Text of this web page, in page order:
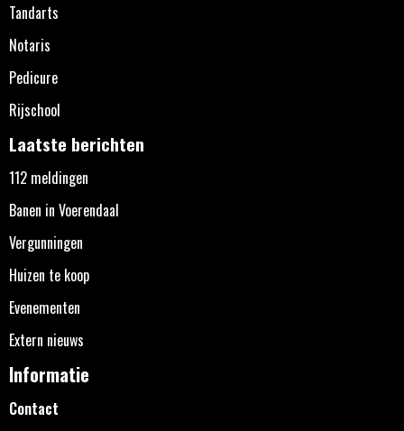
Tandarts
Notaris
Pedicure
Rijschool
Laatste berichten
112 meldingen
Banen in Voerendaal
Vergunningen
Huizen te koop
Evenementen
Extern nieuws
Informatie
Contact